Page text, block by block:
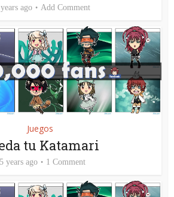
ago Add Comment
Juegos
tu Katamari
years ago 1 Comment